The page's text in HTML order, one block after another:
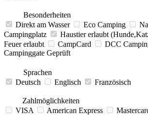
Besonderheiten
Direkt am Wasser
Eco Camping
Campingplatz
Haustier erlaubt
Feuer erlaubt
CampCard
DCC
Campinggate Geprüft
Sprachen
Deutsch
Englisch Französisch
Zahlmöglichkeiten
VISA
American Express